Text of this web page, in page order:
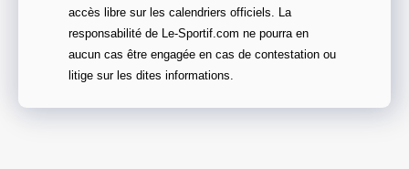
accès libre sur les calendriers officiels. La
responsabilité de Le-Sportif.com ne pourra en
aucun cas être engagée en cas de contestation ou
litige sur les dites informations.